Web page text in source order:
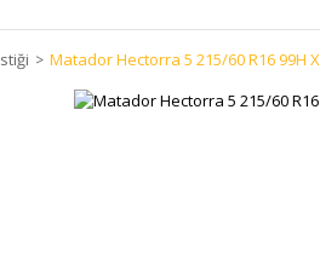
Matador Hectorra 5 215/60 R16 99H